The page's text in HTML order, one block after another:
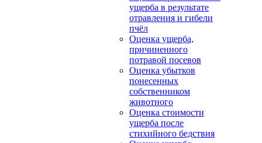
ущерба в результате
отравления и гибели
пчёл
Оценка ущерба,
причиненного
потравой посевов
Оценка убытков
понесенных
собственником
животного
Оценка стоимости
ущерба после
стихийного бедствия